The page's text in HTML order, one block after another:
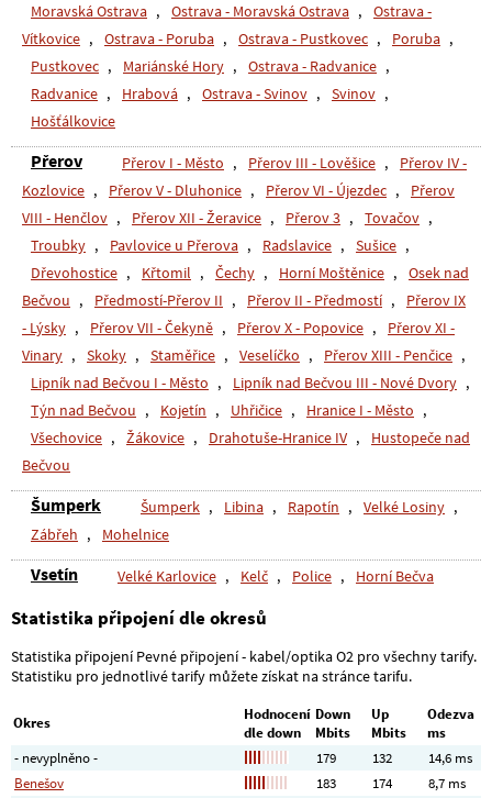
Moravská Ostrava , Ostrava - Moravská Ostrava ,
Ostrava -
Vítkovice , Ostrava - Poruba , Ostrava - Pustkovec , Poruba ,
Pustkovec , Mariánské Hory , Ostrava - Radvanice ,
Radvanice , Hrabová , Ostrava - Svinov , Svinov ,
Hošťálkovice
Přerov Přerov I - Město , Přerov III - Lověšice ,
Přerov IV -
Kozlovice , Přerov V - Dluhonice , Přerov VI - Újezdec ,
Přerov
VIII - Henčlov , Přerov XII - Žeravice , Přerov 3 , Tovačov ,
Troubky , Pavlovice u Přerova , Radslavice , Sušice ,
Dřevohostice , Křtomil , Čechy , Horní Moštěnice ,
Osek nad
Bečvou , Předmostí-Přerov II , Přerov II - Předmostí ,
Přerov IX
- Lýsky , Přerov VII - Čekyně , Přerov X - Popovice ,
Přerov XI -
Vinary , Skoky , Staměřice , Veselíčko , Přerov XIII - Penčice ,
Lipník nad Bečvou I - Město , Lipník nad Bečvou III - Nové Dvory ,
Týn nad Bečvou , Kojetín , Uhřičice , Hranice I - Město ,
Všechovice , Žákovice , Drahotuše-Hranice IV ,
Hustopeče nad
Bečvou
Šumperk Šumperk , Libina , Rapotín , Velké Losiny ,
Zábřeh , Mohelnice
Vsetín Velké Karlovice , Kelč , Police , Horní Bečva
Statistika připojení dle okresů
Statistika připojení Pevné připojení - kabel/optika O2 pro všechny tarify.
Statistiku pro jednotlivé tarify můžete získat na stránce tarifu.
Okres
Hodnocení
dle down
Down
Mbits
Up
Mbits
Odezva
ms
- nevyplněno -
179 132
14,6 ms
Benešov
183 174
8,7 ms